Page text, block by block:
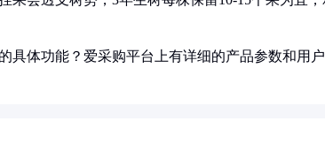
具体功能？爱采购平台上有详细的产品参数和用